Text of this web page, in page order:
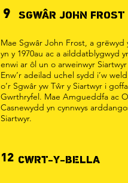
9 SGWÂR JOHN FROST
Mae Sgwâr John Frost, a grëwyd
yn y 1970au ac a ailddatblygwyd
enwi ar ôl un o arweinwyr
Enw’r adeilad uchel sydd i’w
o’r Sgwâr yw Tŵr y Siartwyr i
Gwrthryfel. Mae Amgueddfa ac
Casnewydd yn cynnwys
Siartwyr.
12 CWRT-Y-BELLA